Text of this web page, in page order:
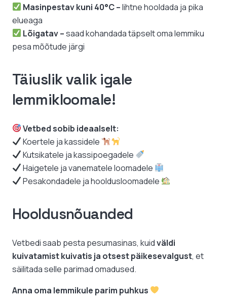
Masinpestav kuni 40°C –lihtne hooldada ja pika
elueaga
Lõigatav –saad kohandada täpselt oma lemmiku
pesa mõõtude järgi
Täiuslik valik igale
lemmikloomale!
Vetbed sobib ideaalselt:
Koertele ja kassidele
Kutsikatele ja kassipoegadele
Haigetele ja vanematele loomadele
Pesakondadele ja hooldusloomadele
Hooldusnõuanded
Vetbedi saab pesta pesumasinas, kuidväldi
kuivatamist kuivatis ja otsest päikesevalgust, et
säilitada selle parimad omadused.
Anna oma lemmikule parim puhkus